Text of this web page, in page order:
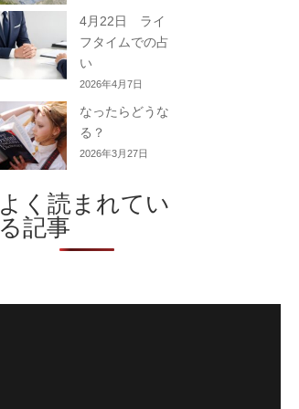
4月22日 ライ
フタイムでの占
い
2026年4月7日
なったらどうな
る？
2026年3月27日
よく読まれてい
る記事